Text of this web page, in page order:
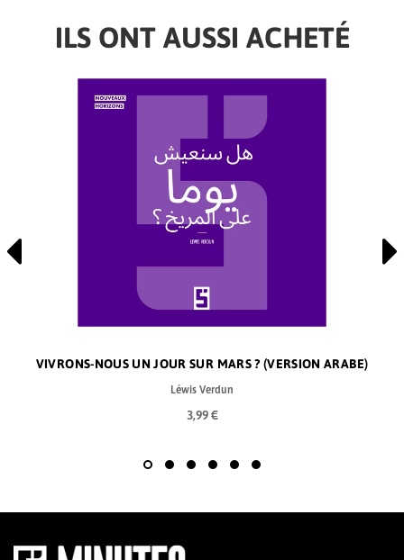
ILS ONT AUSSI ACHETÉ
VIVRONS-NOUS UN JOUR SUR MARS ? (VERSION ARABE)
Léwis Verdun
3,99 €